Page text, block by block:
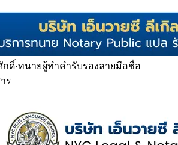
กดิ์·ทนายผู้ทำคำรับรองลายมือชื่อ
ร